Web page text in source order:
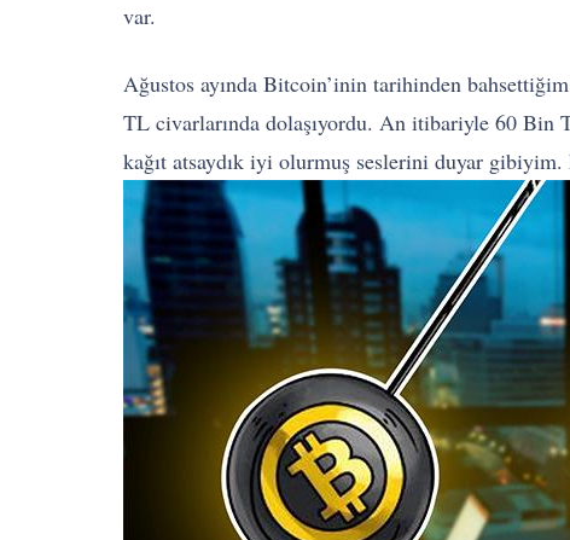
var.
Ağustos ayında Bitcoin’inin tarihinden bahsettiğim
TL civarlarında dolaşıyordu. An itibariyle 60 Bin
kağıt atsaydık iyi olurmuş seslerini duyar